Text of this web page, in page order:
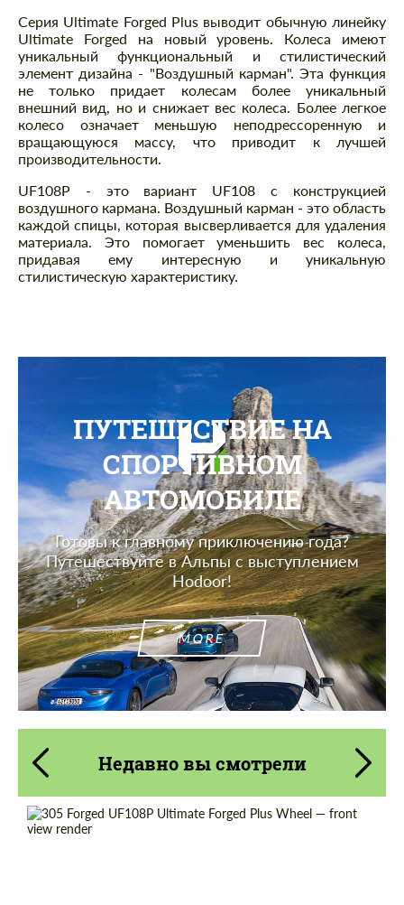
Описание
Серия Ultimate Forged Plus выводит обычную линейку
Ultimate Forged на новый уровень. Колеса имеют
уникальный функциональный и стилистический
элемент дизайна - "Воздушный карман". Эта функция
не только придает колесам более уникальный
внешний вид, но и снижает вес колеса. Более легкое
колесо означает меньшую неподрессоренную и
вращающуюся массу, что приводит к лучшей
производительности.
UF108P - это вариант UF108 с конструкцией
воздушного кармана. Воздушный карман - это область
каждой спицы, которая высверливается для удаления
материала. Это помогает уменьшить вес колеса,
придавая ему интересную и уникальную
стилистическую характеристику.
ПУТЕШЕСТВИЕ НА
СПОРТИВНОМ
АВТОМОБИЛЕ
Готовы к главному приключению года?
Путешествуйте в Альпы с выступлением
Hodoor!
MORE
Недавно вы смотрели